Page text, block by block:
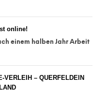
online!
einem halben Jahr Arbeit
VERLEIH – QUERFELDEIN